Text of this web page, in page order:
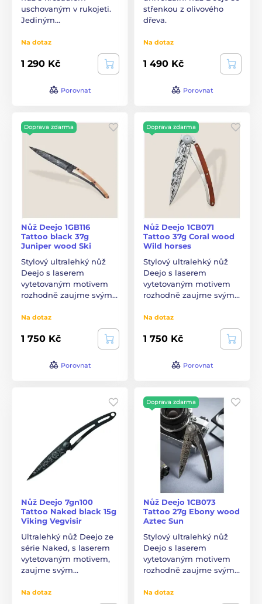
uschovaným v rukojeti.
Jediným…
Na dotaz
1 290 Kč
Porovnat
střenkou z olivového
dřeva.
Na dotaz
1 490 Kč
Porovnat
Doprava zdarma
Nůž Deejo 1GB116
Tattoo black 37g
Juniper wood Ski
Stylový ultralehký nůž
Deejo s laserem
vytetovaným motivem
rozhodně zaujme svým…
Na dotaz
1 750 Kč
Porovnat
Doprava zdarma
Nůž Deejo 1CB071
Tattoo 37g Coral wood
Wild horses
Stylový ultralehký nůž
Deejo s laserem
vytetovaným motivem
rozhodně zaujme svým…
Na dotaz
1 750 Kč
Porovnat
Nůž Deejo 7gn100
Tattoo Naked black 15g
Viking Vegvisir
Ultralehký nůž Deejo ze
série Naked, s laserem
vytetovaným motivem,
zaujme svým…
Na dotaz
Doprava zdarma
Nůž Deejo 1CB073
Tattoo 27g Ebony wood
Aztec Sun
Stylový ultralehký nůž
Deejo s laserem
vytetovaným motivem
rozhodně zaujme svým…
Na dotaz